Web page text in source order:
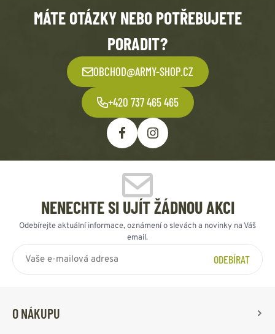
MÁTE OTÁZKY NEBO POTŘEBUJETE
PORADIT?
OBCHOD@ARMY-SHOP.CZ
+420 737 465 465
NENECHTE SI UJÍT ŽÁDNOU AKCI
Odebírejte aktuální informace, oznámení o slevách a novinky na Váš
email.
ODEBÍRAT
O NÁKUPU